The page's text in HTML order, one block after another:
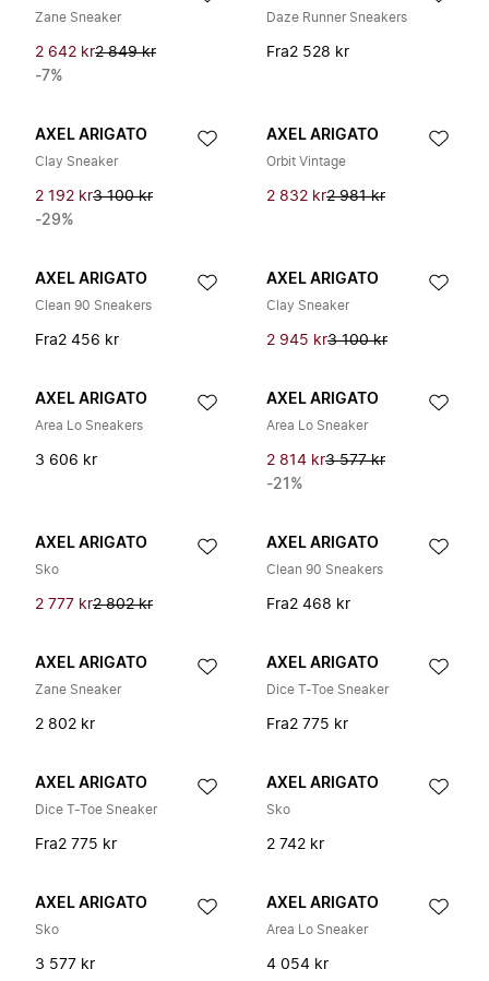
Zane Sneaker
2 642 kr2 849 kr
-7%
Daze Runner Sneakers
Fra2 528 kr
AXEL ARIGATO
Clay Sneaker
2 192 kr3 100 kr
-29%
AXEL ARIGATO
Orbit Vintage
2 832 kr2 981 kr
AXEL ARIGATO
Clean 90 Sneakers
Fra2 456 kr
AXEL ARIGATO
Clay Sneaker
2 945 kr3 100 kr
AXEL ARIGATO
Area Lo Sneakers
3 606 kr
AXEL ARIGATO
Area Lo Sneaker
2 814 kr3 577 kr
-21%
AXEL ARIGATO
Sko
2 777 kr2 802 kr
AXEL ARIGATO
Clean 90 Sneakers
Fra2 468 kr
AXEL ARIGATO
Zane Sneaker
2 802 kr
AXEL ARIGATO
Dice T-Toe Sneaker
Fra2 775 kr
AXEL ARIGATO
Dice T-Toe Sneaker
Fra2 775 kr
AXEL ARIGATO
Sko
2 742 kr
AXEL ARIGATO
Sko
3 577 kr
AXEL ARIGATO
Area Lo Sneaker
4 054 kr